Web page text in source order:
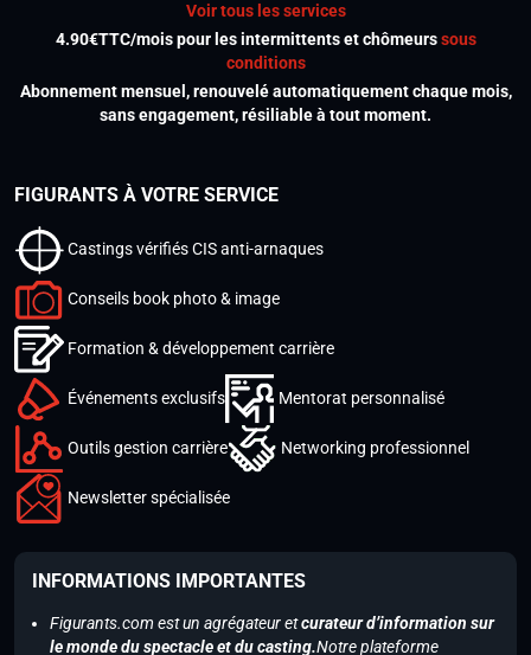
Voir tous les services
4.90€TTC/mois pour les intermittents et chômeurssous
conditions
Abonnement mensuel, renouvelé automatiquement chaque mois,
sans engagement, résiliable à tout moment.
FIGURANTS À VOTRE SERVICE
Castings vérifiés CIS anti-arnaques
Conseils book photo & image
Formation & développement carrière
Événements exclusifs Mentorat personnalisé
Outils gestion carrière Networking professionnel
Newsletter spécialisée
INFORMATIONS IMPORTANTES
Figurants.com est un agrégateur etcurateur d’information sur
le monde du spectacle et du casting.Notre plateforme